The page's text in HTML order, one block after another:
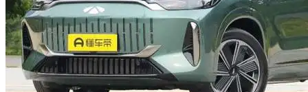
Как Снять Офис: Советы По Выбору И
Оформлению Договора